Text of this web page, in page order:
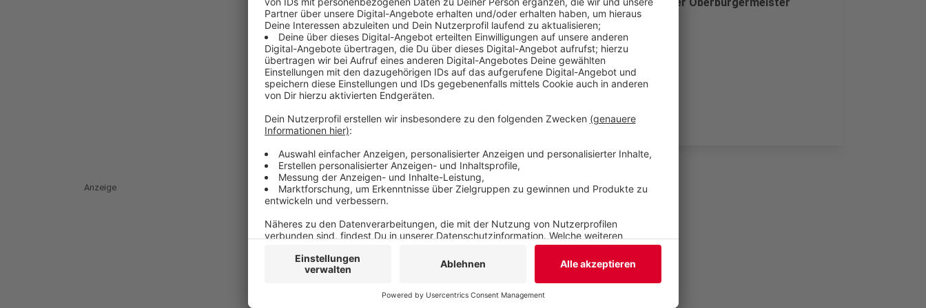
müsse schnell für Verlässlichkeit sorgen.
Veröffentlicht: Freitag, 03.07.2020 13:51
Anzeige
Anzeige